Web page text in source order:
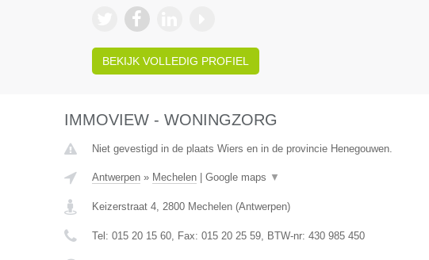
BEKIJK VOLLEDIG PROFIEL
IMMOVIEW - WONINGZORG
Niet gevestigd in de plaats Wiers en in de provincie Henegouwen.
Antwerpen» Mechelen| Google maps ▼
Keizerstraat 4, 2800 Mechelen(Antwerpen)
Tel: 015 20 15 60, Fax: 015 20 25 59, BTW-nr: 430 985 450